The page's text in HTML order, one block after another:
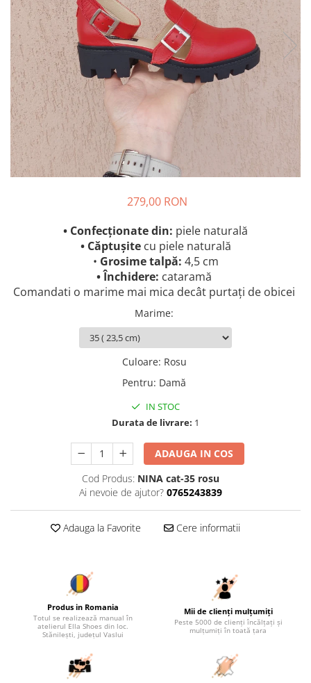
279,00 RON
• Confecționate din: piele naturală
• Căptușite cu piele naturală
• Grosime talpă: 4,5 cm
• Închidere: cataramă
Comandati o marime mai mica decât purtați de obicei
Marime:
Culoare: Rosu
Pentru: Damă
IN STOC
Durata de livrare: 1
ADAUGA IN COS
Cod Produs: NINA cat-35 rosu
Ai nevoie de ajutor? 0765243839
Adauga la Favorite Cere informatii
Produs in Romania
Totul se realizează manual în
atelierul Ella Shoes din loc.
Stănilești, județul Vaslui
Mii de clienți mulțumiți
Peste 5000 de clienți încălțați și
mulțumiți în toată țara